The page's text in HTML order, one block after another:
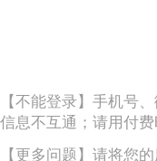
【不能登录】手机号
信息不互通；请用付费
【更多问题】请将您